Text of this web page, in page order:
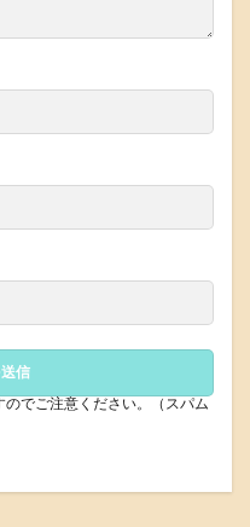
でご注意ください。（スパム